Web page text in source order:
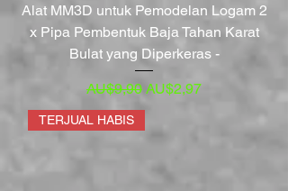
Alat MM3D untuk Pemodelan Logam 2
x Pipa Pembentuk Baja Tahan Karat
Bulat yang Diperkeras -
Harga Reguler
AU$9,90 Harga Promosi
AU$2,97
TERJUAL HABIS